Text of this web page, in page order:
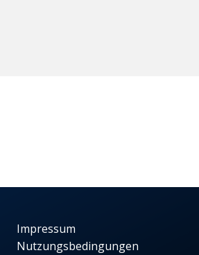
Impressum
Nutzungsbedingungen